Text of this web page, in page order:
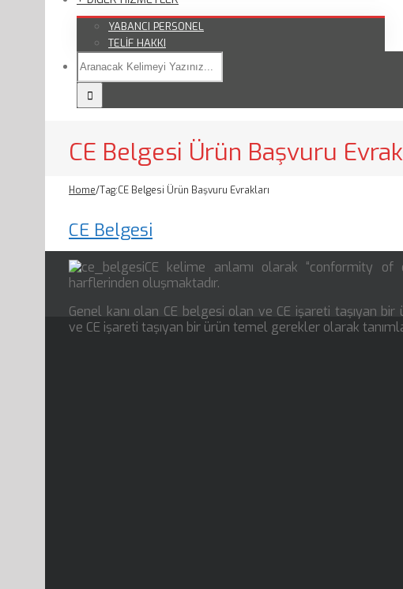
YABANCI PERSONEL
TELİF HAKKI
CE Belgesi Ürün Başvuru
Home/Tag:CE Belgesi Ürün Başvuru Evrakları
CE Belgesi
CE kelime anlamı olarak “conformity of
harflerinden oluşmaktadır.
Genel kanı olan CE belgesi olan ve CE işareti taşıyan
ve CE işareti taşıyan bir ürün temel gerekler olarak